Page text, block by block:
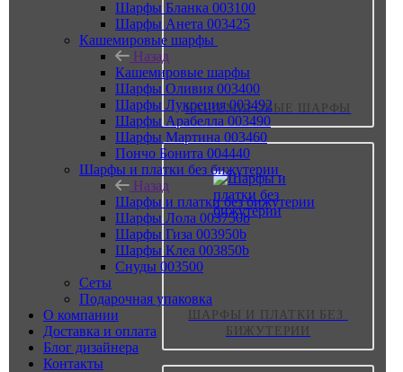
КАШЕМИРОВЫЕ ШАРФЫ
ШАРФЫ И ПЛАТКИ БЕЗ
БИЖУТЕРИИ
Шарфы Бланка 003100
Шарфы Анета 003425
Кашемировые шарфы
Назад
Кашемировые шарфы
Шарфы Оливия 003400
Шарфы Лукреция 003492
Шарфы Арабелла 003490
Шарфы Мартина 003460
Пончо Бонита 004440
Шарфы и платки без бижутерии
Назад
Шарфы и платки без бижутерии
Шарфы Лола 003750b
Шарфы Гиза 003950b
Шарфы Клеа 003850b
Снуды 003500
Сеты
Подарочная упаковка
О компании
Доставка и оплата
Блог дизайнера
Контакты